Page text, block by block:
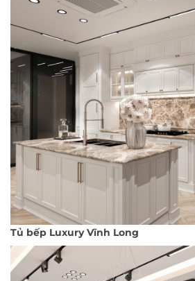
Tủ bếp Luxury Vĩnh Long